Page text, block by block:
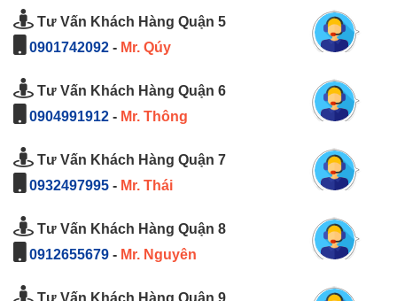
Tư Vấn Khách Hàng Quận 5
0901742092 - Mr. Qúy
Tư Vấn Khách Hàng Quận 6
0904991912 - Mr. Thông
Tư Vấn Khách Hàng Quận 7
0932497995 - Mr. Thái
Tư Vấn Khách Hàng Quận 8
0912655679 - Mr. Nguyên